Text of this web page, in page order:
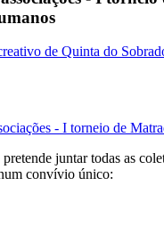
de Quinta do
juntar todas as
convívio único: